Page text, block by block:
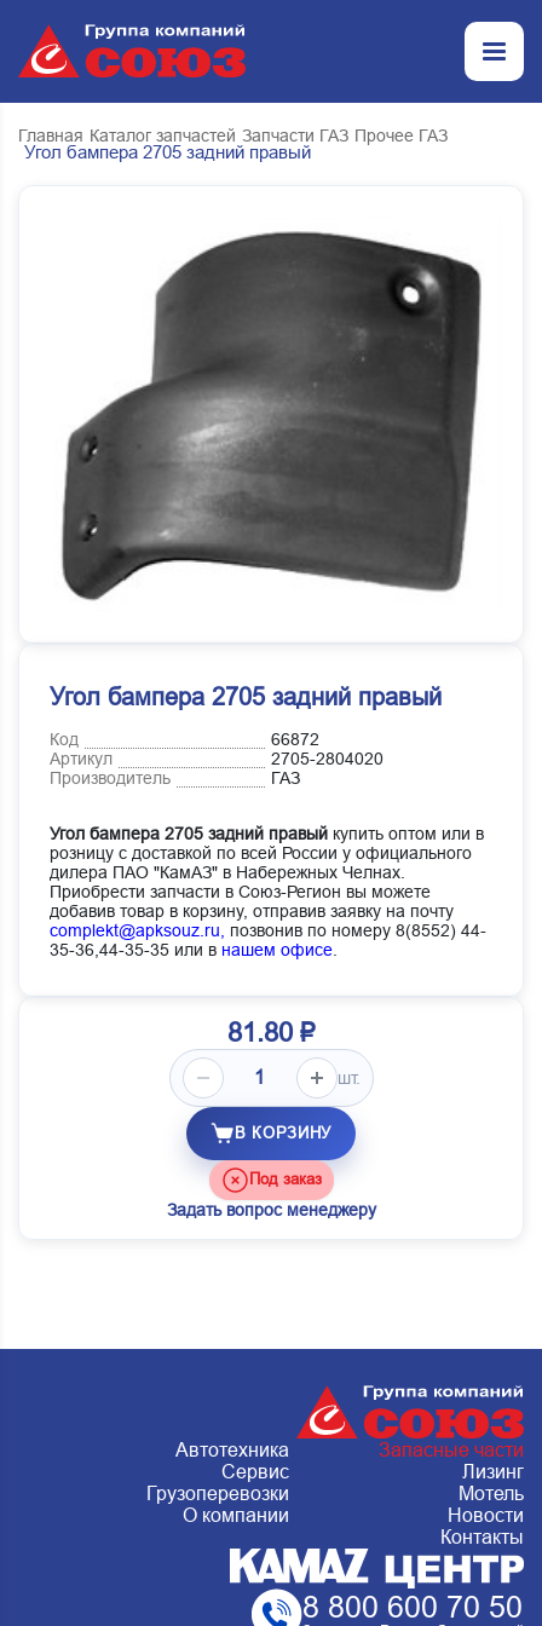
Главная Каталог запчастей Запчасти ГАЗ Прочее ГАЗ
Угол бампера 2705 задний правый
Угол бампера 2705 задний правый
Код
66872
Артикул
2705-2804020
Производитель
ГАЗ
Угол бампера 2705 задний правый купить оптом или в
розницу с доставкой по всей России у официального
дилера ПАО "КамАЗ" в Набережных Челнах.
Приобрести запчасти в Союз-Регион вы можете
добавив товар в корзину, отправив заявку на почту
complekt@apksouz.ru,
позвонив по номеру 8(8552) 44-
35-36,44-35-35 или в нашем офисе
81.80 ₽
шт.
В КОРЗИНУ
Под заказ
Задать вопрос менеджеру
Автотехника
Запасные части
Сервис
Лизинг
Грузоперевозки
Мотель
О компании
Новости
Контакты
8 800 600 70 50